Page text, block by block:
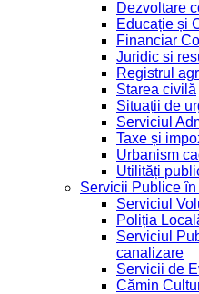
Dezvoltare
Educație și
Financiar
Juridic si
Registrul
Starea civilă
Situații de
Serviciul
Taxe și
Urbanism
Utilități
Servicii Publice
Serviciul
Poliția
Serviciul
canalizare
Servicii de
Cămin